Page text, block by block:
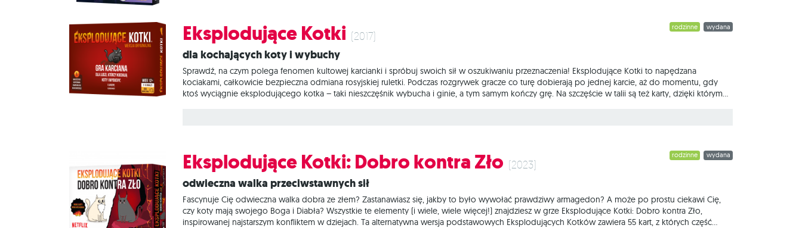
wydana
rodzinne
Eksplodujące Kotki (2017)
Dla kochających koty i wybuchy
Sprawdź, na czym polega fenomen kultowej karcianki i spróbuj swoich sił w oszukiwaniu przeznaczenia! Eksplodujące Kotki to napędzana
kociakami, całkowicie bezpieczna odmiana rosyjskiej ruletki. Podczas rozgrywek gracze co turę dobierają po jednej karcie, aż do momentu, gdy
ktoś wyciągnie eksplodującego kotka – taki nieszczęśnik wybucha i ginie, a tym samym kończy grę. Na szczęście w talii są też karty, dzięki którym
wydana
rodzinne
Eksplodujące Kotki: Dobro kontra Zło (2023)
Odwieczna walka przeciwstawnych sił
Fascynuje Cię odwieczna walka dobra ze złem? Zastanawiasz się, jakby to było wywołać prawdziwy armagedon? A może po prostu ciekawi Cię,
czy koty mają swojego Boga i Diabła? Wszystkie te elementy (i wiele, wiele więcej!) znajdziesz w grze Eksplodujące Kotki: Dobro kontra Zło,
inspirowanej najstarszym konfliktem w dziejach. Ta alternatywna wersja podstawowych Eksplodujących Kotków zawiera 55 kart, z których część